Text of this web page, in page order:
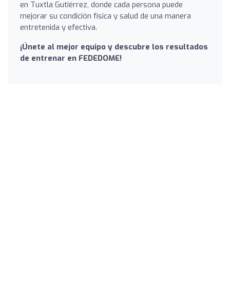
en Tuxtla Gutiérrez, donde cada persona puede
mejorar su condición física y salud de una manera
entretenida y efectiva.
¡Únete al mejor equipo y descubre los resultados
de entrenar en FEDEDOME!